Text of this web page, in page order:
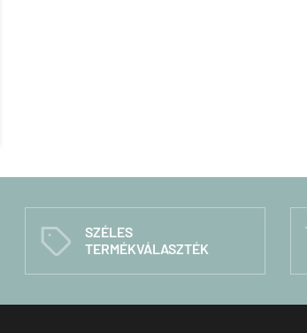
C
SZÉLES
TERMÉKVÁLASZTÉK